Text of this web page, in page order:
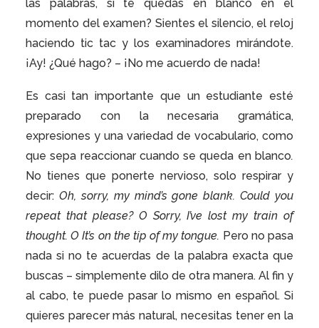
las palabras, si te quedas en blanco en el
momento del examen? Sientes el silencio, el reloj
haciendo tic tac y los examinadores mirándote.
¡Ay! ¿Qué hago? – ¡No me acuerdo de nada!
Es casi tan importante que un estudiante esté
preparado con la necesaria gramática,
expresiones y una variedad de vocabulario, como
que sepa reaccionar cuando se queda en blanco.
No tienes que ponerte nervioso, solo respirar y
decir: Oh, sorry, my mind’s gone blank.Could you
repeat that please? O Sorry, I’ve lost my train of
thought.O It’s on the tip of my tongue. Pero no pasa
nada si no te acuerdas de la palabra exacta que
buscas – simplemente dilo de otra manera. Al fin y
al cabo, te puede pasar lo mismo en español. Si
quieres parecer más natural, necesitas tener en la